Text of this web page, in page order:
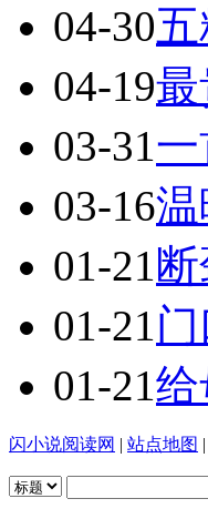
04-30
04-19最
03-31
03-16温
01-21
01-21
01-21
闪小说阅读网 | 站点地图 |